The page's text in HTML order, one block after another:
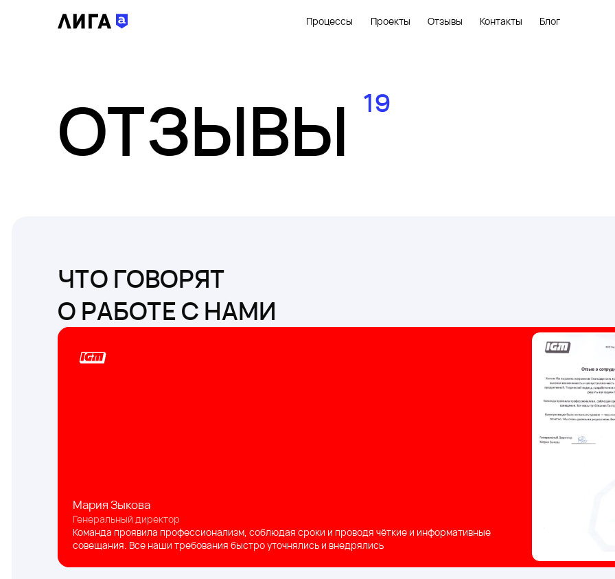
Процессы Проекты Отзывы Контакты Блог
ОТЗЫВЫ 19
ЧТО ГОВОРЯТ
О РАБОТЕ С НАМИ
Мария Зыкова
Генеральный директор
Команда проявила профессионализм, соблюдая сроки и проводя чёткие и информативные
совещания. Все наши требования быстро уточнялись и внедрялись